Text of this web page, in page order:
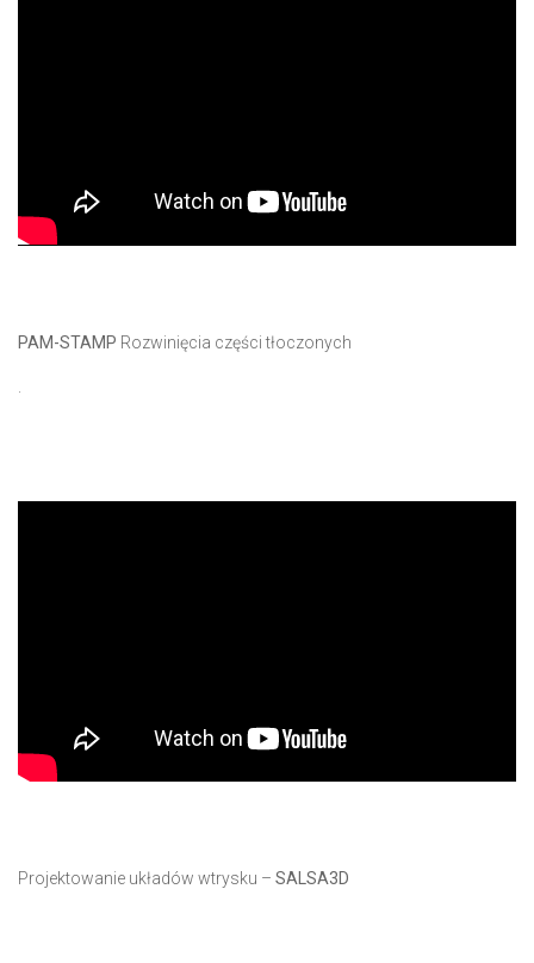
PAM-STAMP Rozwinięcia części tłoczonych
Projektowanie układów wtrysku – SALSA3D